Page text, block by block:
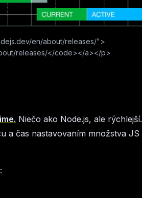
en/about/releases/">
releases/</code></a></p>
Niečo ako Node.js, ale rýchlejší.
a čas nastavovaním množstva JS